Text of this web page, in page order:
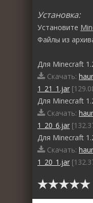
Установка:
Установите
Файлы из
Для Minecraft
Скачать:
1_21_1.jar
Для Minecraft
Скачать:
1_20_6.jar
Для Minecraft
Скачать:
1_20_1.jar